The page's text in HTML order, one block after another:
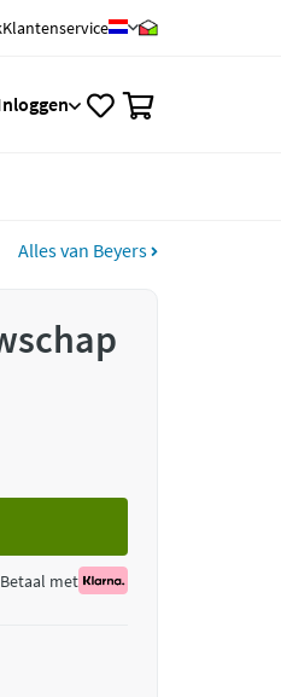
Klantenservice
Alles van Beyers
Betaal met